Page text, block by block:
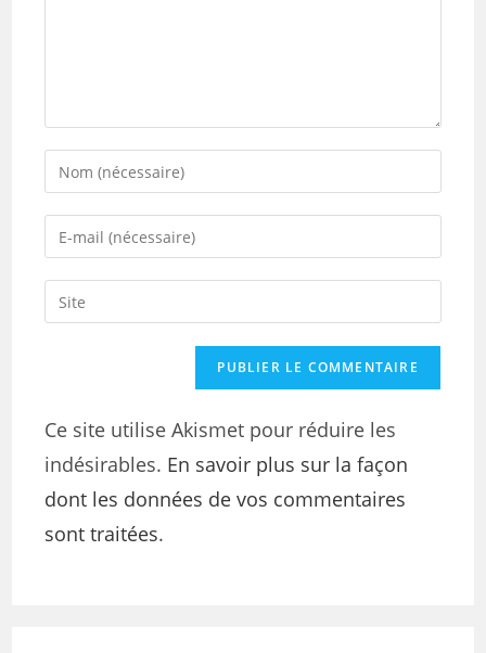
Ce site utilise Akismet pour réduire les
indésirables. En savoir plus sur la façon
dont les données de vos commentaires
sont traitées.